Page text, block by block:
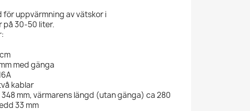
för uppvärmning av vätskor i
på 30-50 liter.
med gänga
kablar
mm, värmarens längd (utan gänga) ca 280
33 mm